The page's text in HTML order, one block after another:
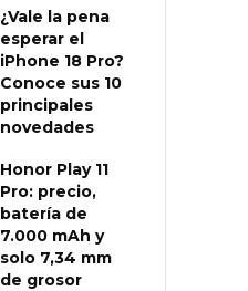
¿Vale la pena
esperar el
iPhone 18 Pro?
Conoce sus 10
principales
novedades
Honor Play 11
Pro: precio,
batería de
7.000 mAh y
solo 7,34 mm
de grosor